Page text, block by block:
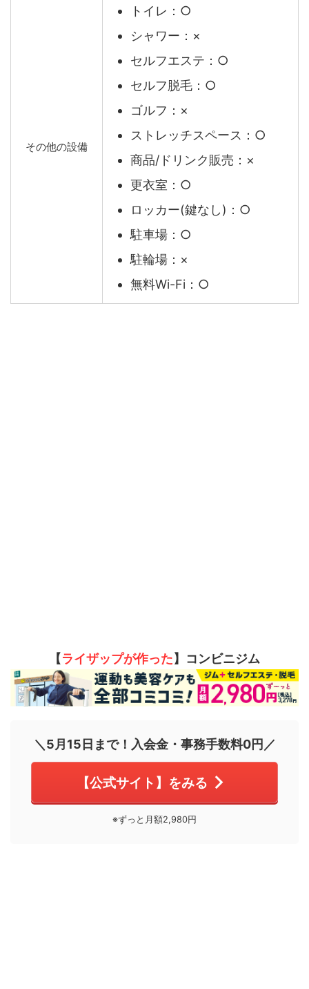
その他の設備
トイレ：○
シャワー：×
セルフエステ：○
セルフ脱毛：○
ゴルフ：×
ストレッチスペース：○
商品/ドリンク販売：×
更衣室：○
ロッカー(鍵なし)：○
駐車場：○
駐輪場：×
無料Wi-Fi：○
【ライザップが作った】コンビニジム
＼5月15日まで！入会金・事務手数料0円／
【公式サイト】をみる
※ずっと月額2,980円